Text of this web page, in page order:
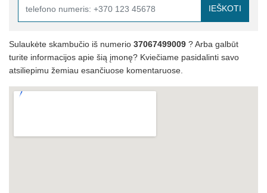
IEŠKOTI
Sulaukėte skambučio iš numerio 37067499009 ? Arba galbūt
turite informacijos apie šią įmonę? Kviečiame pasidalinti savo
atsiliepimu žemiau esančiuose komentaruose.